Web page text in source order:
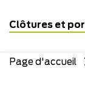
Clôtures et
Page d'accueil